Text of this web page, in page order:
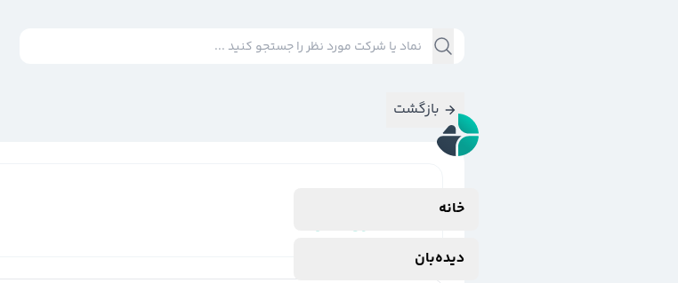
خانه
دیده‌بان
بازگشت